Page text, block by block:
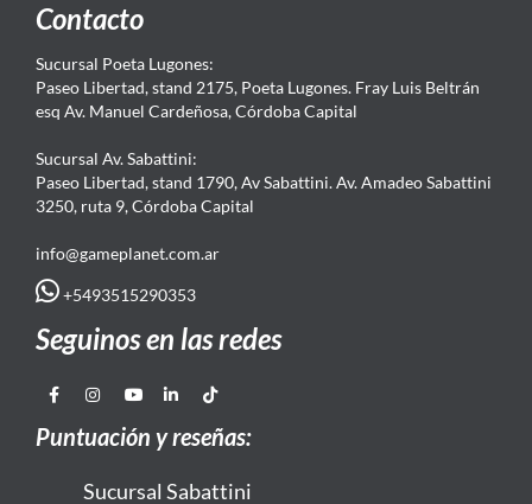
Contacto
Sucursal Poeta Lugones:
Paseo Libertad, stand 2175, Poeta Lugones. Fray Luis Beltrán
esq Av. Manuel Cardeñosa, Córdoba Capital
Sucursal Av. Sabattini:
Paseo Libertad, stand 1790, Av Sabattini. Av. Amadeo Sabattini
3250, ruta 9, Córdoba Capital
info@gameplanet.com.ar
+5493515290353
Seguinos en las redes
Puntuación y reseñas:
Sucursal Sabattini